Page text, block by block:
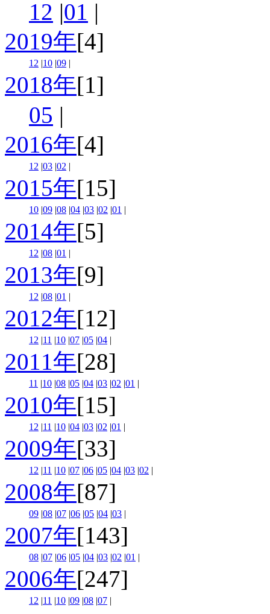
12 |01 |
2019年[4]
12 |10 |09 |
2018年[1]
05 |
2016年[4]
12 |03 |02 |
2015年[15]
10 |09 |08 |04 |03 |02 |01 |
2014年[5]
12 |08 |01 |
2013年[9]
12 |08 |01 |
2012年[12]
12 |11 |10 |07 |05 |04 |
2011年[28]
11 |10 |08 |05 |04 |03 |02 |01 |
2010年[15]
12 |11 |10 |04 |03 |02 |01 |
2009年[33]
12 |11 |10 |07 |06 |05 |04 |03 |02 |
2008年[87]
09 |08 |07 |06 |05 |04 |03 |
2007年[143]
08 |07 |06 |05 |04 |03 |02 |01 |
2006年[247]
12 |11 |10 |09 |08 |07 |